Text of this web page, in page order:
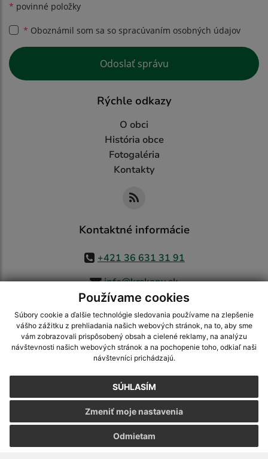
Používame cookies
Súbory cookie a ďalšie technológie sledovania používame na zlepšenie
vášho zážitku z prehliadania našich webových stránok, na to, aby sme
vám zobrazovali prispôsobený obsah a cielené reklamy, na analýzu
návštevnosti našich webových stránok a na pochopenie toho, odkiaľ naši
návštevníci prichádzajú.
SÚHLASÍM
Odmietam
Zmeniť moje nastavenia
* povinné položky
* Oboznámil som sa so spracúvaním osobných údajov
Google reCaptcha Response
Odoslať správu
Rýchle odkazy
O obci
História obce
Fotogaléria
Kontakty
Kontaktné informácie
+421 36 631 31 91
info@krskany.sk
využite možnosť získavania aktuálnych informácií s využitím RSS
CMS systém (redakčný) systém ECHELON 2,Mapa stránok,web portál
webex.digital, s.r.o.,domény,registrácia domény
Posledná aktualizácia:05.08.2026
Vytlačiť stránku|Vyhlásenie o prístupnosti